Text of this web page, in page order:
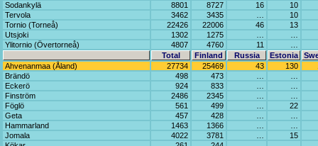
Sodankylä
8801 8727 16
10
Tervola
3462 3435
10
Tornio (Torneå)
22426 22006 46
13
Utsjoki
1302 1275
Ylitornio (Övertorneå)
4807 4760 11
Total
Finland Russia Estonia
Ahvenanmaa (Åland)
27734 25469 43 130
Brändö
498 473
Eckerö
924 833
Finström
2486 2345
Föglö
561 499
22
Geta
457 428
Hammarland
1463 1366
Jomala
4022 3781
15